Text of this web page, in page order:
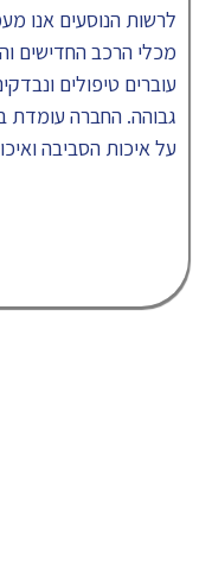
לרשות הנוסעים אנו
מכלי הרכב החדישים
עוברים טיפולים
על איכות הסביבה